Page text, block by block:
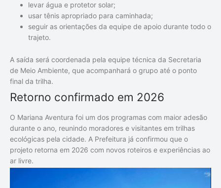
levar água e protetor solar;
usar tênis apropriado para caminhada;
seguir as orientações da equipe de apoio durante todo o
trajeto.
A saída será coordenada pela equipe técnica da Secretaria
de Meio Ambiente, que acompanhará o grupo até o ponto
final da trilha.
Retorno confirmado em 2026
O Mariana Aventura foi um dos programas com maior adesão
durante o ano, reunindo moradores e visitantes em trilhas
ecológicas pela cidade. A Prefeitura já confirmou que o
projeto retorna em 2026 com novos roteiros e experiências ao
ar livre.